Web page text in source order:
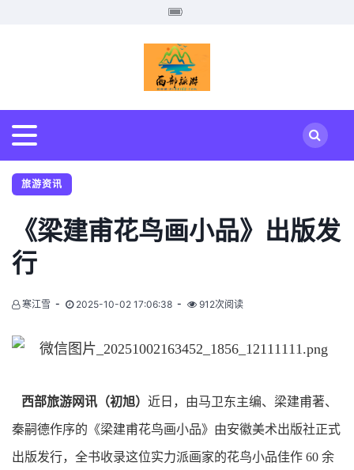
旅游资讯
《梁建甫花鸟画小品》出版发
行
寒江雪 2025-10-02 17:06:38 912次阅读
西部旅游网讯（初旭） 近日，由马卫东主编、梁建甫著、
秦嗣德作序的《梁建甫花鸟画小品》由安徽美术出版社正式
出版发行，全书收录这位实力派画家的花鸟小品佳作 60 余